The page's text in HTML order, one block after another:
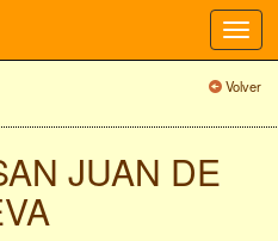
Volver
JUAN DE